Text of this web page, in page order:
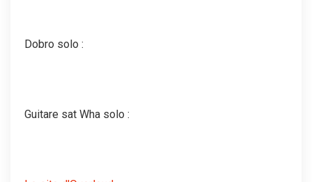
Dobro solo :
Guitare sat Wha solo :